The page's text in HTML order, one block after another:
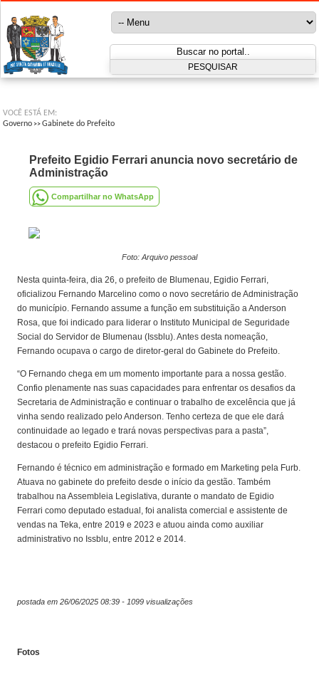
VOCÊ ESTÁ EM:
Governo >>Gabinete do Prefeito
Prefeito Egidio Ferrari anuncia novo secretário de
Administração
Compartilhar no WhatsApp
Foto: Arquivo pessoal
Nesta quinta-feira, dia 26, o prefeito de Blumenau, Egidio Ferrari,
oficializou Fernando Marcelino como o novo secretário de Administração
do município. Fernando assume a função em substituição a Anderson
Rosa, que foi indicado para liderar o Instituto Municipal de Seguridade
Social do Servidor de Blumenau (Issblu). Antes desta nomeação,
Fernando ocupava o cargo de diretor-geral do Gabinete do Prefeito.
“O Fernando chega em um momento importante para a nossa gestão.
Confio plenamente nas suas capacidades para enfrentar os desafios da
Secretaria de Administração e continuar o trabalho de excelência que já
vinha sendo realizado pelo Anderson. Tenho certeza de que ele dará
continuidade ao legado e trará novas perspectivas para a pasta”,
destacou o prefeito Egidio Ferrari.
Fernando é técnico em administração e formado em Marketing pela Furb.
Atuava no gabinete do prefeito desde o início da gestão. Também
trabalhou na Assembleia Legislativa, durante o mandato de Egidio
Ferrari como deputado estadual, foi analista comercial e assistente de
vendas na Teka, entre 2019 e 2023 e atuou ainda como auxiliar
administrativo no Issblu, entre 2012 e 2014.
postada em 26/06/2025 08:39 - 1099 visualizações
Fotos